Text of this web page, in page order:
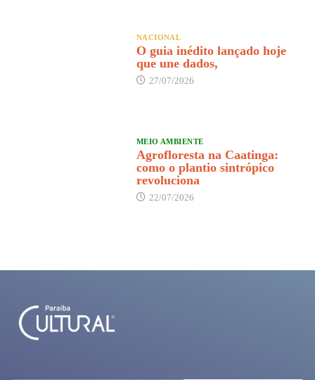
NACIONAL
O guia inédito lançado hoje
que une dados,
27/07/2026
MEIO AMBIENTE
Agrofloresta na Caatinga:
como o plantio sintrópico
revoluciona
22/07/2026